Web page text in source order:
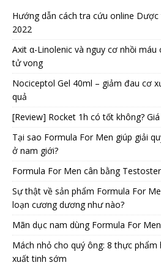
Hướng dẫn cách tra cứu online
2022
Axit α-Linolenic và nguy cơ nhồi
tử vong
Nociceptol Gel 40ml – giảm đau cơ
quả
[Review] Rocket 1h có tốt không?
Tại sao Formula For Men giúp giải
ở nam giới?
Formula For Men cân bằng
Sự thật về sản phẩm Formula For
loạn cương dương như nào?
Mãn dục nam dùng Formula For
Mách nhỏ cho quý ông: 8 thực phẩm
xuất tinh sớm